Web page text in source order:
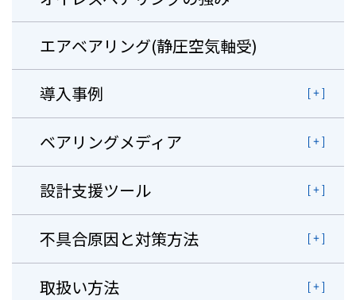
エアベアリング(静圧空気軸受)
導入事例
ベアリングメディア
設計支援ツール
不具合原因と対策方法
取扱い方法